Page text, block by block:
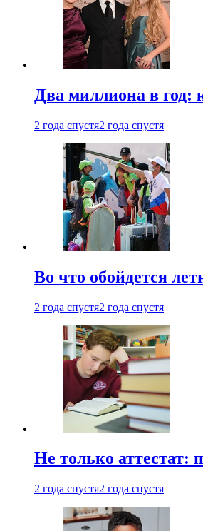
Два миллиона в год:
2 года спустя2 года спустя
Во что обойдется
2 года спустя2 года спустя
Не только аттестат:
2 года спустя2 года спустя